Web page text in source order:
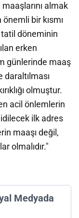
almak
bir kısmı
tatil döneminin
erken
günlerinde maaş
olmuştur.
acil önlemlerin
ilk adres
maaşı değil,
olmalıdır."
Medyada